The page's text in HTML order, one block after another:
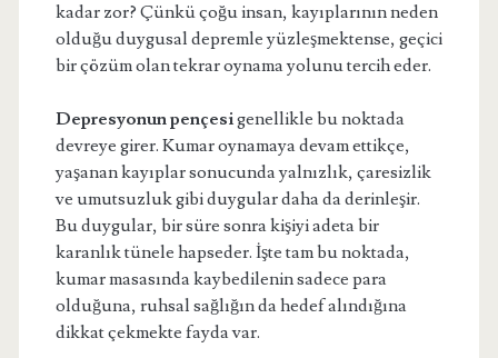
kadar zor? Çünkü çoğu insan, kayıplarının neden
olduğu duygusal depremle yüzleşmektense, geçici
bir çözüm olan tekrar oynama yolunu tercih eder.
Depresyonun pençesigenellikle bu noktada
devreye girer. Kumar oynamaya devam ettikçe,
yaşanan kayıplar sonucunda yalnızlık, çaresizlik
ve umutsuzluk gibi duygular daha da derinleşir.
Bu duygular, bir süre sonra kişiyi adeta bir
karanlık tünele hapseder. İşte tam bu noktada,
kumar masasında kaybedilenin sadece para
olduğuna, ruhsal sağlığın da hedef alındığına
dikkat çekmekte fayda var.